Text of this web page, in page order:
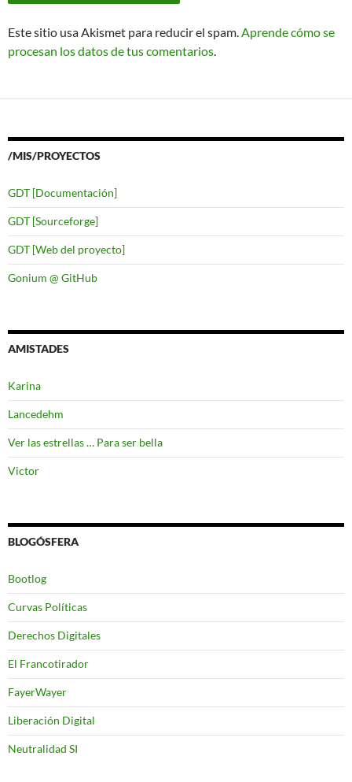
Este sitio usa Akismet para reducir el spam.Aprende cómo se
procesan los datos de tus comentarios.
/MIS/PROYECTOS
GDT [Documentación]
GDT [Sourceforge]
GDT [Web del proyecto]
Gonium @ GitHub
AMISTADES
Karina
Lancedehm
Ver las estrellas … Para ser bella
Victor
BLOGÓSFERA
Bootlog
Curvas Políticas
Derechos Digitales
El Francotirador
FayerWayer
Liberación Digital
Neutralidad SI